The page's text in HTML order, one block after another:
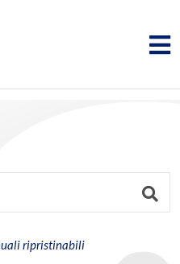
ripristinabili